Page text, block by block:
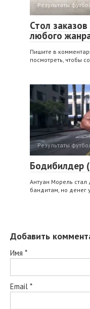
Результаты
Стол
любого
Пишите в
посмотреть, чтобы
Результаты
Бодибилдер
Антуан Морель
бандитам, но денег
Добавить
Имя *
Email *